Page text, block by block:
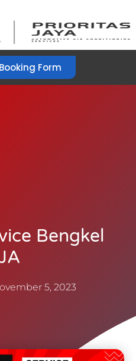
Booking Form
Bengkel
5, 2023